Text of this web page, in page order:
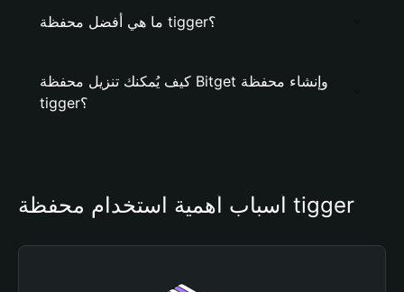
ما هي أفضل محفظة tigger؟
كيف يُمكنك تنزيل محفظة Bitget وإنشاء محفظة
tigger؟
أسباب أهمية استخدام محفظة tigger